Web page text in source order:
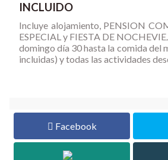
INCLUIDO
Incluye alojamiento, PENSION
ESPECIAL y FIESTA DE
domingo día 30 hasta la comida del
incluidas) y todas las actividades
Facebook